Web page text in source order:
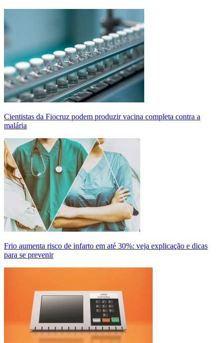
Cientistas da Fiocruz podem produzir vacina completa contra a
malária
Frio aumenta risco de infarto em até 30%: veja explicação e dicas
para se prevenir